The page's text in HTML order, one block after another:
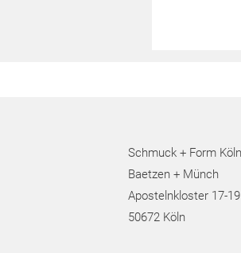
Schmuck + Form
Baetzen + Münch
Apostelnkloster 17-19
50672 Köln